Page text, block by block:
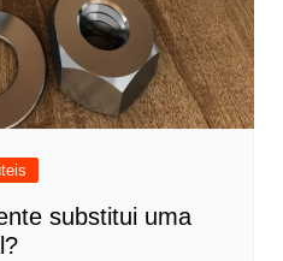
substitui uma